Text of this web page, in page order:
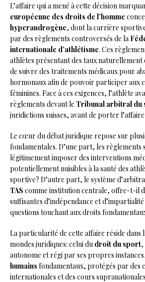
L’affaire qui a mené à cette décision
européenne des droits de l’homme
hyperandrogène, dont la carrière
par des règlements controversés de la
internationale d’athlétisme. Ces
athlètes présentant des taux naturellement
de suivre des traitements médicaux pour
hormonaux afin de pouvoir participer aux
féminines. Face à ces exigences, l’athlète
règlements devant le Tribunal arbitral du
juridictions suisses, avant de porter
Le cœur du débat juridique repose sur
fondamentales. D’une part, les
légitimement imposer des interventions
potentiellement nuisibles à la santé des
sportive? D’autre part, le système
TAS comme institution centrale, offre-t-il
suffisantes d’indépendance et
questions touchant aux droits
La particularité de cette affaire réside dans
mondes juridiques: celui du droit du sport,
autonome et régi par ses propres
humains fondamentaux, protégés par des
internationales et des cours